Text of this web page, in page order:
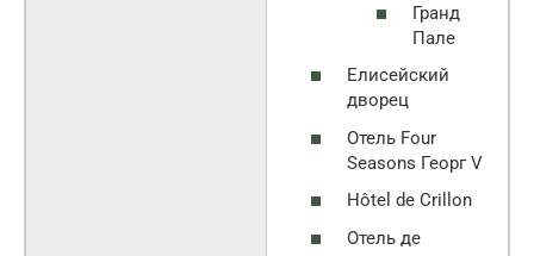
Гранд
Пале
Елисейский
дворец
Отель Four
Seasons Георг V
Hôtel de Crillon
Отель де